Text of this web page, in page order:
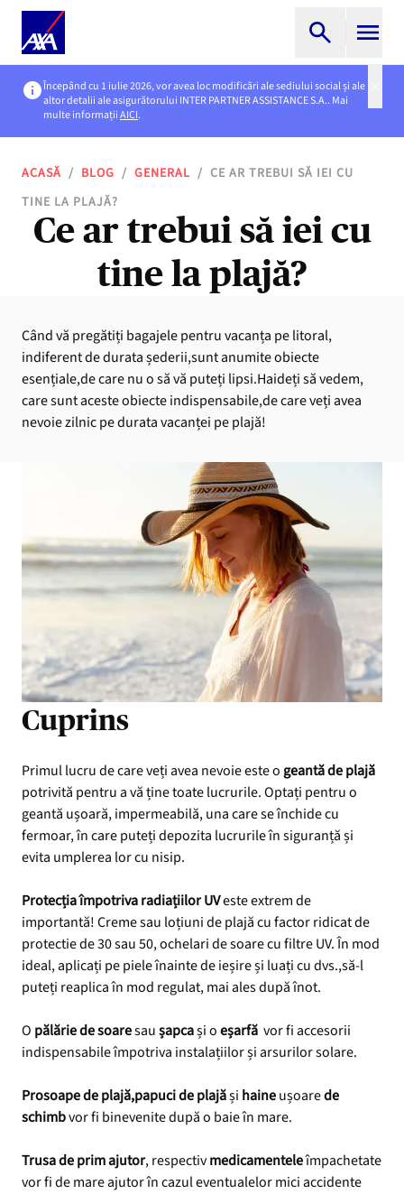
Începând cu 1 iulie 2026, vor avea loc modificări ale sediului social și ale
altor detalii ale asigurătorului INTER PARTNER ASSISTANCE S.A.. Mai
multe informațiiAICI.
ACASĂ / BLOG / GENERAL / CE AR TREBUI SĂ IEI CU
TINE LA PLAJĂ?
Ce ar trebui să iei cu
tine la plajă?
Când vă pregătiți bagajele pentru vacanța pe litoral,
indiferent de durata șederii,sunt anumite obiecte
esențiale,de care nu o să vă puteți lipsi.Haideți să vedem,
care sunt aceste obiecte indispensabile,de care veți avea
nevoie zilnic pe durata vacanței pe plajă!
Cuprins
Primul lucru de care veți avea nevoie este ogeantă de plajă
potrivită pentru a vă ține toate lucrurile. Optați pentru o
geantă ușoară, impermeabilă, una care se închide cu
fermoar, în care puteți depozita lucrurile în siguranță și
evita umplerea lor cu nisip.
Protecția împotriva radiațiilor UVeste extrem de
importantă! Creme sau loțiuni de plajă cu factor ridicat de
protectie de 30 sau 50, ochelari de soare cu filtre UV. În mod
ideal, aplicați pe piele înainte de ieșire și luați cu dvs.,să-l
puteți reaplica în mod regulat, mai ales după înot.
O pălărie de soaresaușapcași oeșarfă vor fi accesorii
indispensabile împotriva instalațiilor și arsurilor solare.
Prosoape de plajă,papuci de plajăși haineușoarede
schimbvor fi binevenite după o baie în mare.
Trusa de prim ajutor, respectivmedicamenteleîmpachetate
vor fi de mare ajutor în cazul eventualelor mici accidente